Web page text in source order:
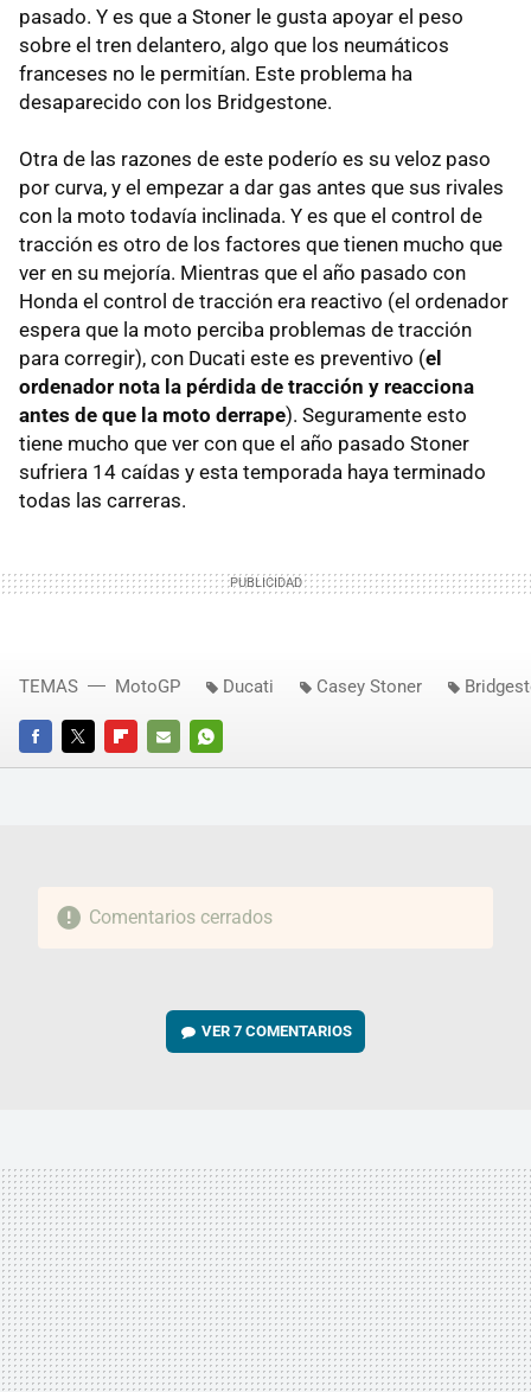
pasado. Y es que a Stoner le gusta apoyar el peso
sobre el tren delantero, algo que los neumáticos
franceses no le permitían. Este problema ha
desaparecido con los Bridgestone.
Otra de las razones de este poderío es su veloz paso
por curva, y el empezar a dar gas antes que sus rivales
con la moto todavía inclinada. Y es que el control de
tracción es otro de los factores que tienen mucho que
ver en su mejoría. Mientras que el año pasado con
Honda el control de tracción era reactivo (el ordenador
espera que la moto perciba problemas de tracción
para corregir), con Ducati este es preventivo (el
ordenador nota la pérdida de tracción y reacciona
antes de que la moto derrape). Seguramente esto
tiene mucho que ver con que el año pasado Stoner
sufriera 14 caídas y esta temporada haya terminado
todas las carreras.
FACEBOOKTWITTERFLIPBOARD
E-
WHATSAPP
TEMAS MotoGP Ducati Casey Stoner
Comentarios cerrados
VER7 COMENTARIOS